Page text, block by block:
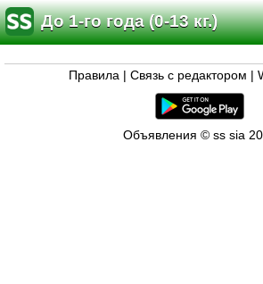
До 1-го года (0-13 кг.)
Правила Связь с редактором
Объявления © ss sia